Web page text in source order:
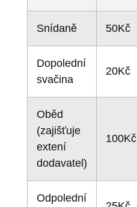
Snídaně 50Kč
Dopolední
svačina
20Kč
Oběd
(zajišťuje
extení
dodavatel)
100Kč
Odpolední